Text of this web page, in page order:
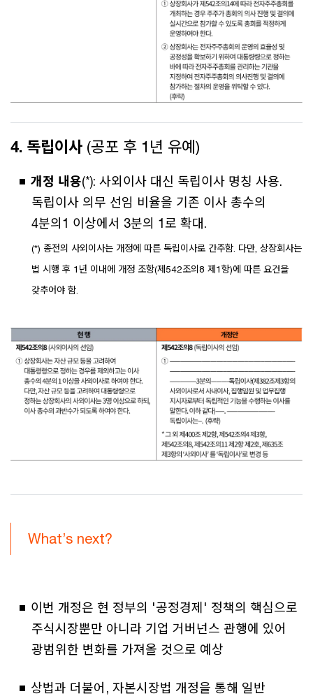
4. 독립이사 (공포 후 1년 유예)
개정 내용(*): 사외이사 대신 독립이사 명칭 사용.
독립이사 의무 선임 비율을 기존 이사 총수의
4분의1 이상에서 3분의 1로 확대.
(*) 종전의 사외이사는 개정에 따른 독립이사로 간주함. 다만, 상장회사는
법 시행 후 1년 이내에 개정 조항(제542조의8 제1항)에 따른 요건을
갖추어야 함.
What’s next?
이번 개정은 현 정부의 '공정경제' 정책의 핵심으로
주식시장뿐만 아니라 기업 거버넌스 관행에 있어
광범위한 변화를 가져올 것으로 예상
상법과 더불어, 자본시장법 개정을 통해 일반